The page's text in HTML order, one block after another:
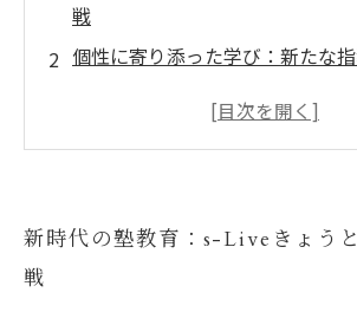
戦
個性に寄り添った学び：新たな
成功事例に学ぶ：偏差値向上の秘
小路校の展望
新時代の塾教育：s-Liveきょう
戦